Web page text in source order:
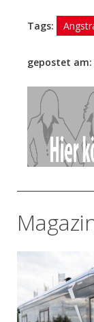
Tags:
gepostet am: